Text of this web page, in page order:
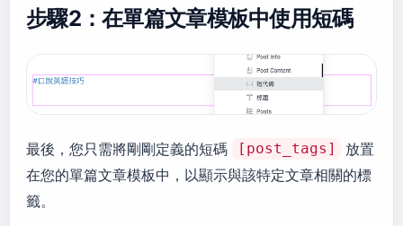
步驟2：在單篇文章模板中使用短碼
最後，您只需將剛剛定義的短碼 [post_tags]
放置
在您的單篇文章模板中，以顯示與該特定文章相關的標
籤。